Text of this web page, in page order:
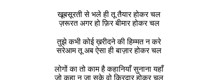
खूबसूरती से भले ही तू तैयार होकर चल
ज़रूरत अगर हो फ़िर बीमार होकर चल
तुझे कभी कोई ख़रीदने की हिम्मत न करे
सरेआम तू अब ऐसा ही बाज़ार होकर चल
लोगों का तो काम है कहानियाँ सुनाना यहाँ
जो कहा न जा सके वो किरदार होकर चल